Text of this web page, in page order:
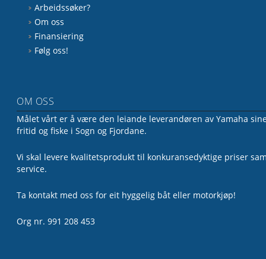
Arbeidssøker?
Om oss
Finansiering
Følg oss!
OM OSS
Målet vårt er å være den leiande leverandøren av Yamaha
fritid og fiske i Sogn og Fjordane.
Vi skal levere kvalitetsprodukt til konkuransedyktige priser
service.
Ta kontakt med oss for eit hyggelig båt eller motorkjøp!
Org nr. 991 208 453